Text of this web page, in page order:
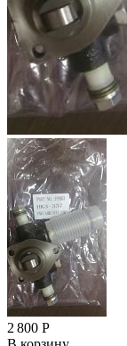
2 800 Р